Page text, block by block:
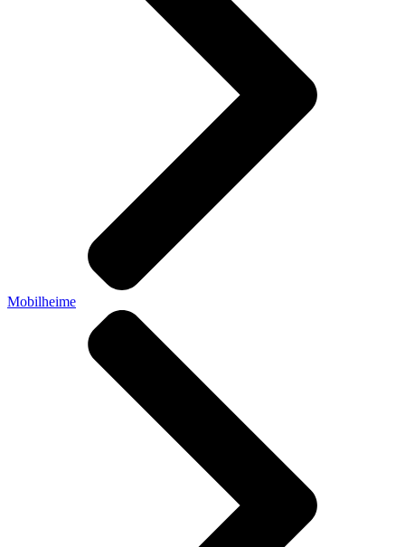
Mobilheime